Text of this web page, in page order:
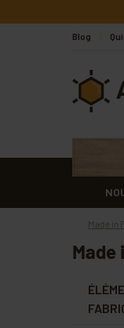
Blog
Made in
Made